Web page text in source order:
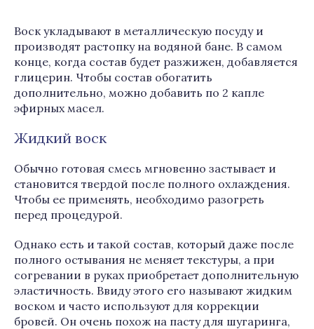
Воск укладывают в металлическую посуду и
производят растопку на водяной бане. В самом
конце, когда состав будет разжижен, добавляется
глицерин. Чтобы состав обогатить
дополнительно, можно добавить по 2 капле
эфирных масел.
Жидкий воск
Обычно готовая смесь мгновенно застывает и
становится твердой после полного охлаждения.
Чтобы ее применять, необходимо разогреть
перед процедурой.
Однако есть и такой состав, который даже после
полного остывания не меняет текстуры, а при
согревании в руках приобретает дополнительную
эластичность. Ввиду этого его называют жидким
воском и часто используют для коррекции
бровей. Он очень похож на пасту для шугаринга,